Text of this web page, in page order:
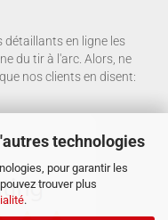
technologies
pour garantir les
trouver plus
.
détaillants en ligne les
du tir à l'arc. Alors, ne
nos clients en disent: